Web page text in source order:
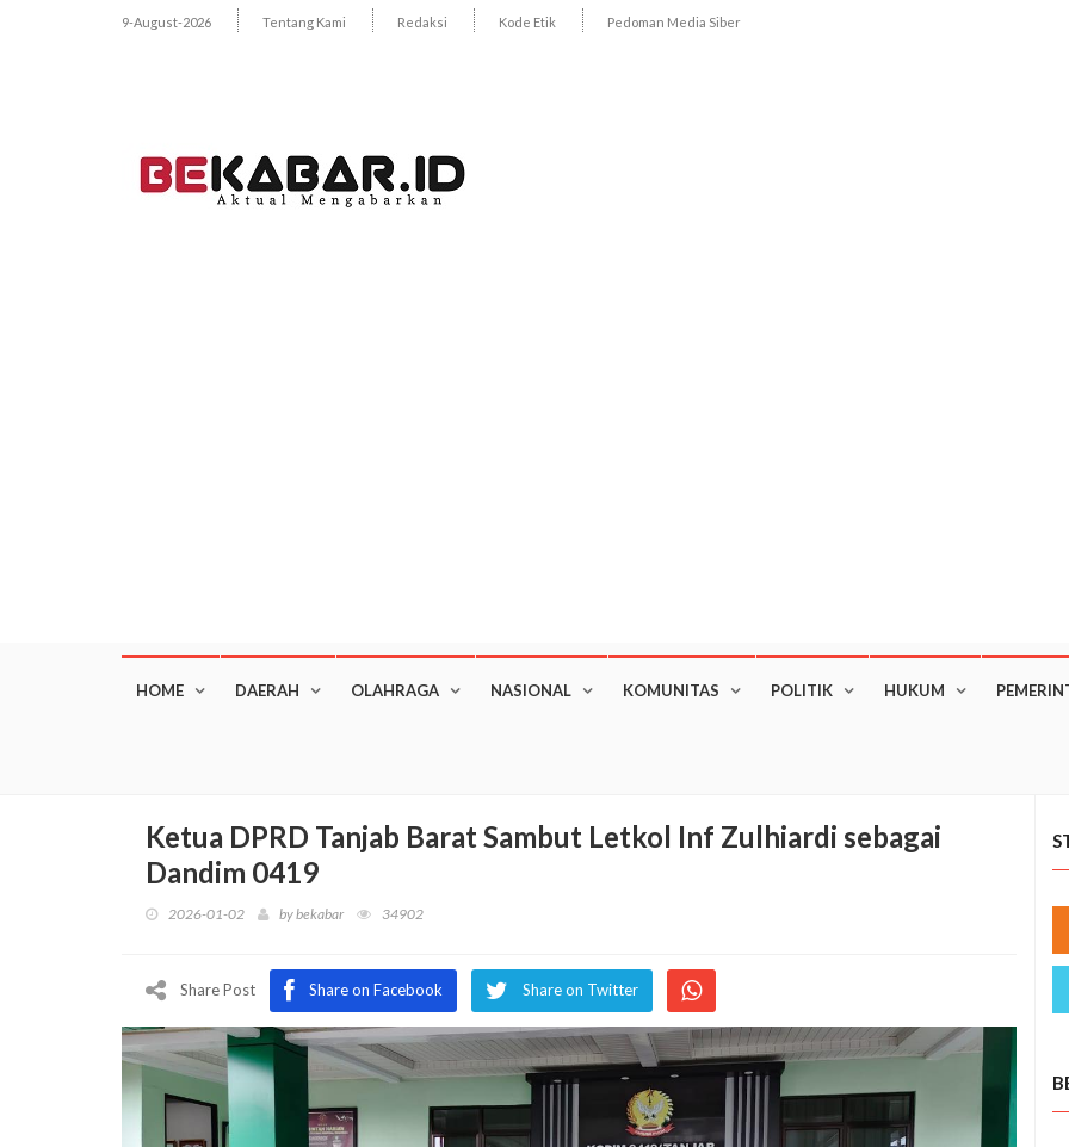
9-August-2026 Tentang Kami Redaksi Kode Etik Pedoman Media Siber
HOME DAERAH OLAHRAGA NASIONAL KOMUNITAS POLITIK HUKUM
Ketua DPRD Tanjab Barat Sambut Letkol Inf Zulhiardi sebagai
Dandim 0419
2026-01-02 bybekabar 34902
Share Post Share on Facebook Share on Twitter